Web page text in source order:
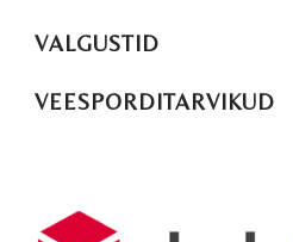
VALGUSTID
VEESPORDITARVIKUD